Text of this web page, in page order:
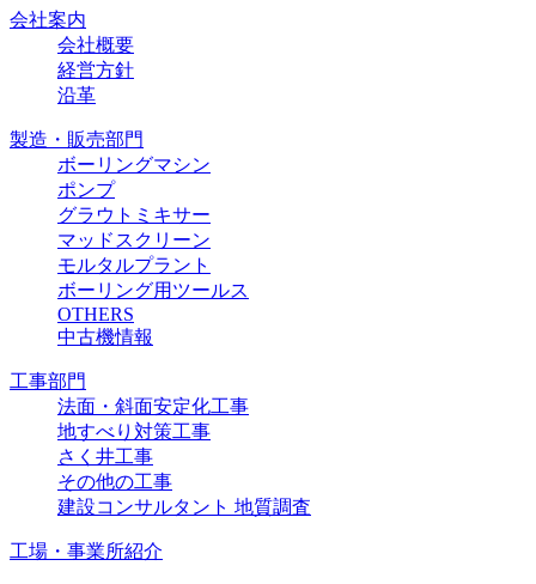
会社案内
会社概要
経営方針
沿革
製造・販売部門
ボーリングマシン
ポンプ
グラウトミキサー
マッドスクリーン
モルタルプラント
ボーリング用ツールス
OTHERS
中古機情報
工事部門
法面・斜面安定化工事
地すべり対策工事
さく井工事
その他の工事
建設コンサルタント 地質調査
工場・事業所紹介